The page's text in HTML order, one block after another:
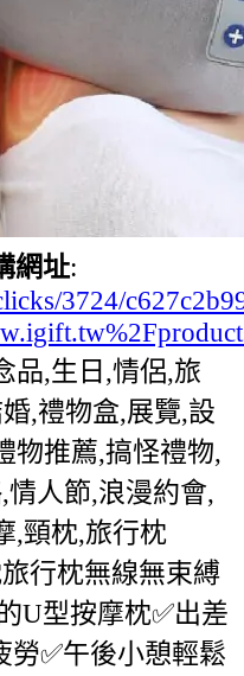
網址:
3724/
品,生日,情侶,旅
,禮物盒,展覽,設
物推薦,搞怪禮物,
人節,浪漫約會,
,頸枕,旅行枕
行枕無線無束縛
U型按摩枕✅出差
勞✅午後小憩輕鬆